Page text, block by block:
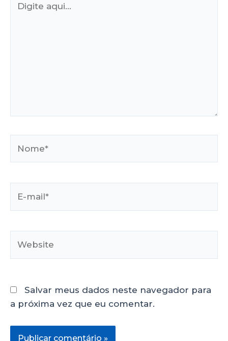
Salvar meus dados neste navegador para
a próxima vez que eu comentar.